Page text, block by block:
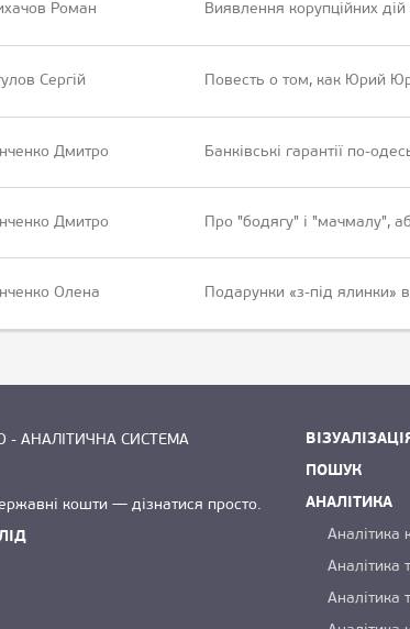
Роман Виявлення корупційних
Сергій Повесть о том, как Юрий
Дмитро Банківські гарантії по-
Дмитро Про "бодягу" і "мачмалу",
Олена Подарунки «з-під ялинки»
АНАЛІТИЧНА СИСТЕМА
кошти — дізнатися просто.
ПОШУК
АНАЛІТИКА
Аналітика
Аналітика
Аналітика